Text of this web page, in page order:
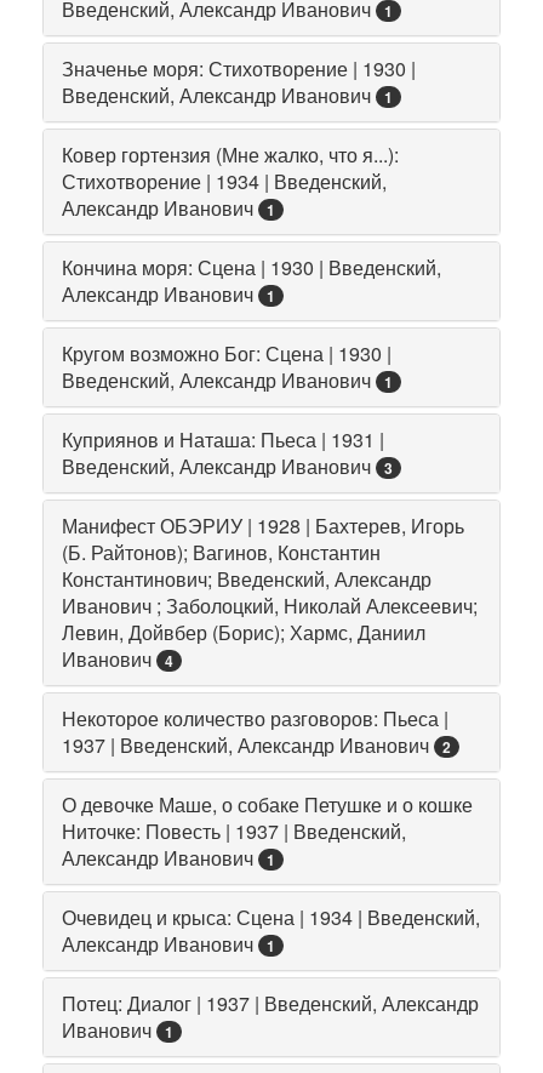
Введенский, Александр Иванович
1
Значенье моря: Стихотворение | 1930 |
Введенский, Александр Иванович
1
Ковер гортензия (Мне жалко, что я...):
Стихотворение | 1934 | Введенский,
Александр Иванович
1
Кончина моря: Сцена | 1930 | Введенский,
Александр Иванович
1
Кругом возможно Бог: Сцена | 1930 |
Введенский, Александр Иванович
1
Куприянов и Наташа: Пьеса | 1931 |
Введенский, Александр Иванович
3
Манифест ОБЭРИУ | 1928 | Бахтерев, Игорь
(Б. Райтонов); Вагинов, Константин
Константинович; Введенский, Александр
Иванович ; Заболоцкий, Николай Алексеевич;
Левин, Дойвбер (Борис); Хармс, Даниил
Иванович
4
Некоторое количество разговоров: Пьеса |
1937 | Введенский, Александр Иванович
2
О девочке Маше, о собаке Петушке и о кошке
Ниточке: Повесть | 1937 | Введенский,
Александр Иванович
1
Очевидец и крыса: Сцена | 1934 | Введенский,
Александр Иванович
1
Потец: Диалог | 1937 | Введенский, Александр
Иванович
1